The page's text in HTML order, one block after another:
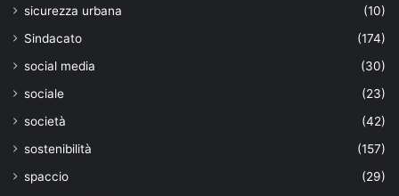
sicurezza urbana
(10)
Sindacato
(174)
social media
(30)
sociale
(23)
società
(42)
sostenibilità
(157)
spaccio
(29)